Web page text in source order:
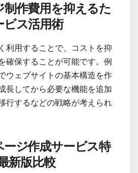
作費用を抑えるた
ビス活用術
利用することで、コストを抑
確保することが可能です。例
ウェブサイトの基本構造を作
長してから必要な機能を追加
行するなどの戦略が考えられ
ジ作成サービス特
新版比較